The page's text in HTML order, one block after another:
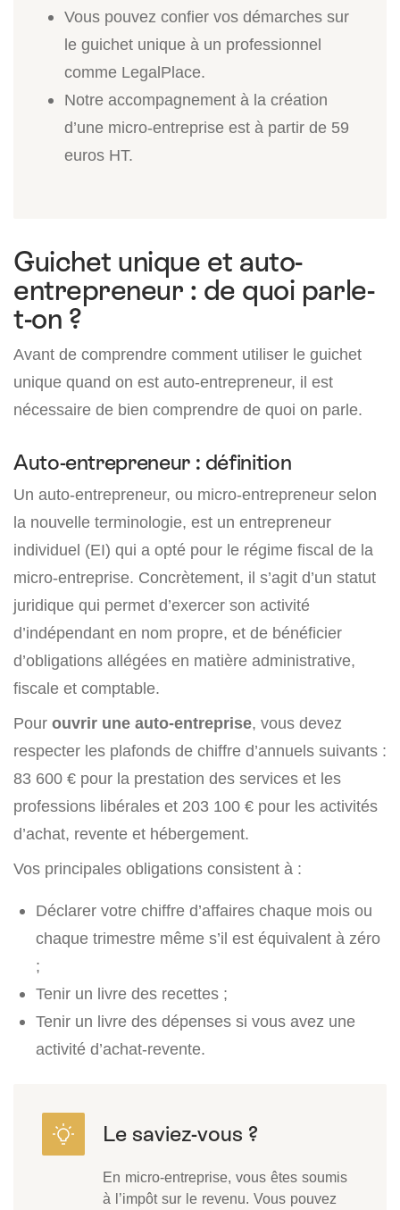
Vous pouvez confier vos démarches sur
le guichet unique à un professionnel
comme LegalPlace.
Notre accompagnement à la création
d’une micro-entreprise est à partir de 59
euros HT.
Guichet unique et auto-
entrepreneur : de quoi parle-
t-on ?
Avant de comprendre comment utiliser le guichet
unique quand on est auto-entrepreneur, il est
nécessaire de bien comprendre de quoi on parle.
Auto-entrepreneur : définition
Un auto-entrepreneur, ou micro-entrepreneur selon
la nouvelle terminologie, est un entrepreneur
individuel (EI) qui a opté pour le régime fiscal de la
micro-entreprise. Concrètement, il s’agit d’un statut
juridique qui permet d’exercer son activité
d’indépendant en nom propre, et de bénéficier
d’obligations allégées en matière administrative,
fiscale et comptable.
Pour ouvrir une auto-entreprise, vous devez
respecter les plafonds de chiffre d’annuels suivants :
83 600 € pour la prestation des services et les
professions libérales et 203 100 € pour les activités
d’achat, revente et hébergement.
Vos principales obligations consistent à :
Déclarer votre chiffre d’affaires chaque mois ou
chaque trimestre même s’il est équivalent à zéro
;
Tenir un livre des recettes ;
Tenir un livre des dépenses si vous avez une
activité d’achat-revente.
En micro-entreprise, vous êtes soumis
à l’impôt sur le revenu. Vous pouvez